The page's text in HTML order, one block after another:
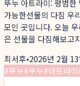
뚜누 아트라미: 평범
가능한선물의 다짐 우
모인 곳입니다. 오늘
은 선물을 다짐해보고
최서후•2026년 2월
#뚜누#뚜누#아트라미